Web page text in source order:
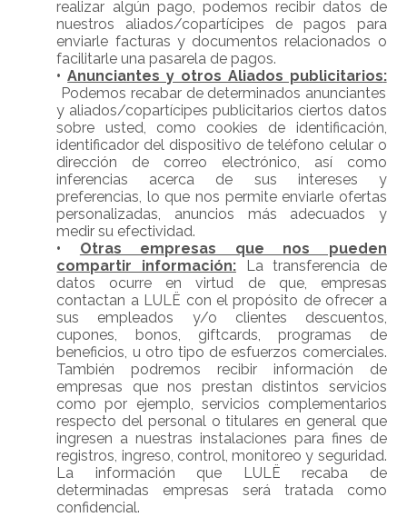
realizar algún pago, podemos recibir datos de
nuestros aliados/copartícipes de pagos para
enviarle facturas y documentos relacionados o
facilitarle una pasarela de pagos.
•Anunciantes y otros Aliados publicitarios:
Podemos recabar de determinados anunciantes
y aliados/copartícipes publicitarios ciertos datos
sobre usted, como cookies de identificación,
identificador del dispositivo de teléfono celular o
dirección de correo electrónico, así como
inferencias acerca de sus intereses y
preferencias, lo que nos permite enviarle ofertas
personalizadas, anuncios más adecuados y
medir su efectividad.
• Otras empresas que nos pueden
compartir información:La transferencia de
datos ocurre en virtud de que, empresas
contactan a LULË con el propósito de ofrecer a
sus empleados y/o clientes descuentos,
cupones, bonos, giftcards, programas de
beneficios, u otro tipo de esfuerzos comerciales.
También podremos recibir información de
empresas que nos prestan distintos servicios
como por ejemplo, servicios complementarios
respecto del personal o titulares en general que
ingresen a nuestras instalaciones para fines de
registros, ingreso, control, monitoreo y seguridad.
La información que LULË recaba de
determinadas empresas será tratada como
confidencial.